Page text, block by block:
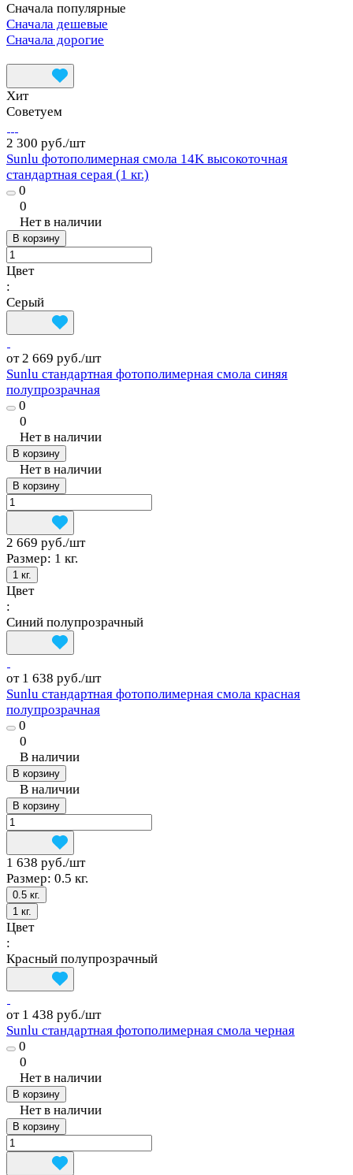
Сначала популярные
Сначала дешевые
Сначала дорогие
Хит
Советуем
2 300 руб./шт
Sunlu фотополимерная смола 14K высокоточная
стандартная серая (1 кг.)
0
0
Нет в наличии
В корзину
Цвет
:
Серый
от 2 669 руб./шт
Sunlu стандартная фотополимерная смола синяя
полупрозрачная
0
0
Нет в наличии
В корзину
Нет в наличии
В корзину
2 669 руб./шт
Размер: 1 кг.
1 кг.
Цвет
:
Синий полупрозрачный
от 1 638 руб./шт
Sunlu стандартная фотополимерная смола красная
полупрозрачная
0
0
В наличии
В корзину
В наличии
В корзину
1 638 руб./шт
Размер: 0.5 кг.
0.5 кг.
1 кг.
Цвет
:
Красный полупрозрачный
от 1 438 руб./шт
Sunlu стандартная фотополимерная смола черная
0
0
Нет в наличии
В корзину
Нет в наличии
В корзину